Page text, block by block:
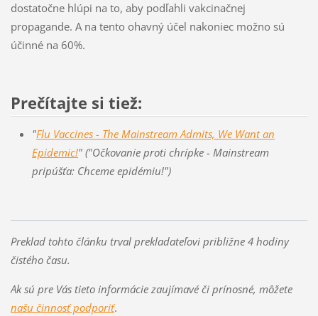
dostatočne hlúpi na to, aby podľahli vakcinačnej
propagande. A na tento ohavný účel nakoniec možno sú
účinné na 60%.
Prečítajte si tiež:
"Flu Vaccines - The Mainstream Admits, We Want an
Epidemic!" ("Očkovanie proti chrípke - Mainstream
pripúšťa: Chceme epidémiu!")
Preklad tohto článku trval prekladateľovi približne 4 hodiny
čistého času.
Ak sú pre Vás tieto informácie zaujímavé či prínosné, môžete
našu činnosť podporiť.